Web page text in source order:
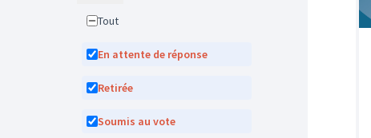
Tout
En attente de réponse
Retirée
Soumis au vote